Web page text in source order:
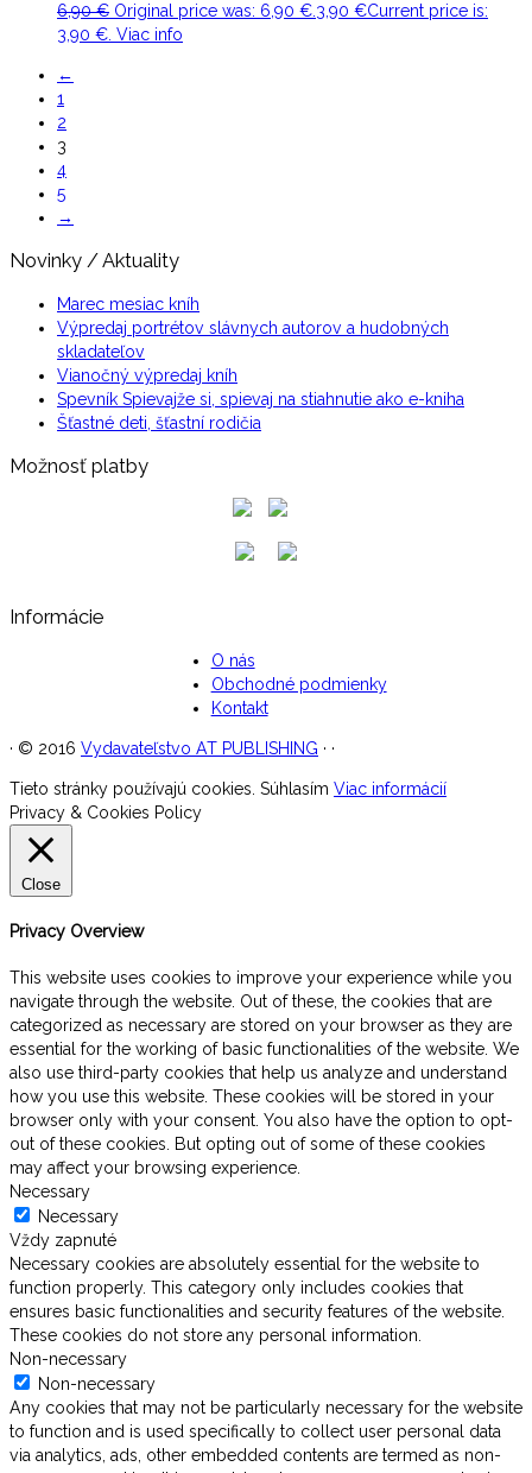
6,90€ Original price was: 6,90 €.3,90 €Current price is:
3,90 €. Viac info
←
1
2
3
4
5
→
Novinky / Aktuality
Marec mesiac kníh
Výpredaj portrétov slávnych autorov a hudobných
skladateľov
Vianočný výpredaj kníh
Spevník Spievajže si, spievaj na stiahnutie ako e-kniha
Šťastné deti, šťastní rodičia
Možnosť platby
Informácie
O nás
Obchodné podmienky
Kontakt
· © 2016 Vydavateľstvo AT PUBLISHING · ·
Tieto stránky používajú cookies. Súhlasím Viac informácií
Privacy & Cookies Policy
Close
Privacy Overview
This website uses cookies to improve your experience while you
navigate through the website. Out of these, the cookies that are
categorized as necessary are stored on your browser as they are
essential for the working of basic functionalities of the website. We
also use third-party cookies that help us analyze and understand
how you use this website. These cookies will be stored in your
browser only with your consent. You also have the option to opt-
out of these cookies. But opting out of some of these cookies
may affect your browsing experience.
Necessary
Necessary
Vždy zapnuté
Necessary cookies are absolutely essential for the website to
function properly. This category only includes cookies that
ensures basic functionalities and security features of the website.
These cookies do not store any personal information.
Non-necessary
Non-necessary
Any cookies that may not be particularly necessary for the website
to function and is used specifically to collect user personal data
via analytics, ads, other embedded contents are termed as non-